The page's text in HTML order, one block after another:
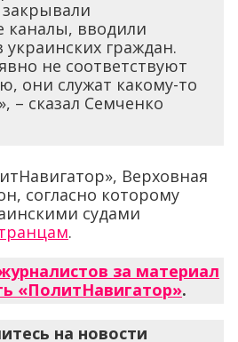
вводили
граждан.
не соответствуют
они служат какому-то
– сказал Семченко
Верховная
согласно которому
судами
.
за материал
«ПолитНавигатор».
на новости